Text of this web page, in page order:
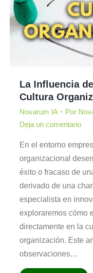
La Influencia
Cultura
Novarum IA Por
Deja un comentario
En el entorno
organizacional
éxito o fracaso de
derivado de una
especialista en
exploraremos cómo
directamente en la
organización. Este
observaciones…